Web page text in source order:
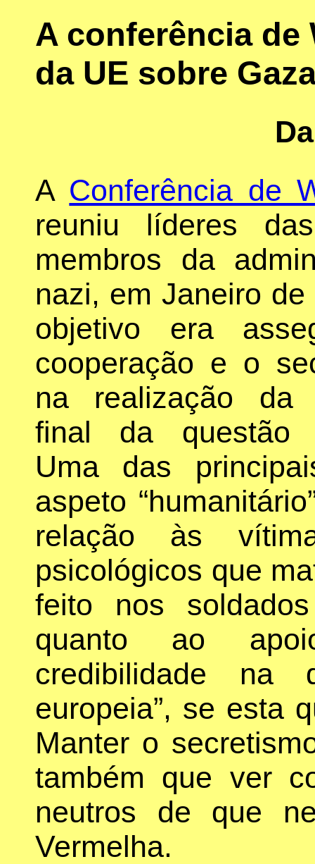
A conferência de
da UE sobre
A Conferência de
reuniu líderes
membros da
nazi, em Janeiro de
objetivo era
cooperação e o
na realização da
final da questão
Uma das
aspeto
relação às
psicológicos que
feito nos
quanto ao
credibilidade na
europeia”, se esta
Manter o
também que ver
neutros de que
Vermelha.